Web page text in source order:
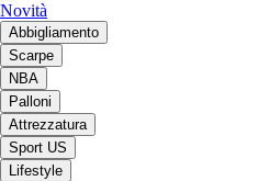
Novità
Abbigliamento
Scarpe
NBA
Palloni
Attrezzatura
Sport US
Lifestyle